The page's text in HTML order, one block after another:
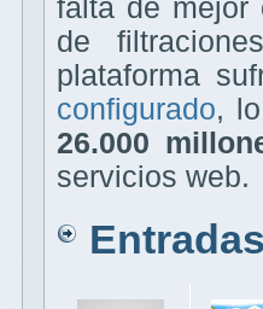
falta de
de
plataforma
configurado,
26.000
servicios web.
Entradas